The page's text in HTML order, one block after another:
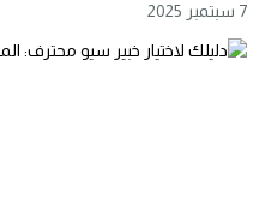
7 سبتمبر 2025